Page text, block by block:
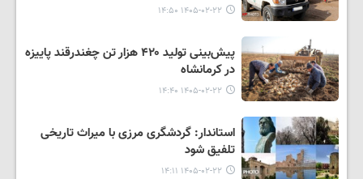
۱۴۰۵-۰۲-۲۲ ۱۴:۵۰
پیش‌بینی تولید ۴۲۰ هزار تن چغندرقند پاییزه
در کرمانشاه
۱۴۰۵-۰۲-۲۲ ۱۴:۴۰
استاندار: گردشگری مرزی با میراث تاریخی
تلفیق شود
۱۴۰۵-۰۲-۲۲ ۱۴:۱۱